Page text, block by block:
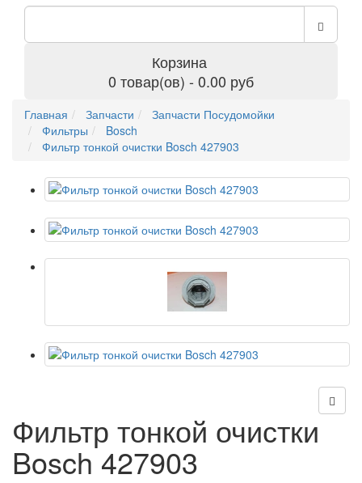
Корзина
0 товар(ов) - 0.00 руб
Главная Запчасти
Запчасти Посудомойки
Фильтры
Bosch
Фильтр тонкой очистки Bosch 427903
Фильтр тонкой очистки
Bosch 427903